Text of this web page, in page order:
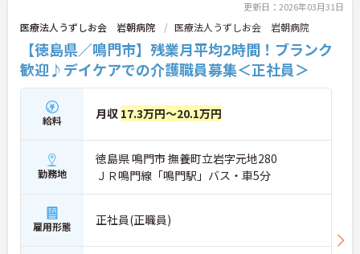
また、育児休暇制度がありますので、ライフステー
ジに応じて長くお仕事を続けていくことができます
◎
ご興味のある方は、マイナビ介護職までお問い合わ
せください。
更新日：2026年03月31日
医療法人うずしお会 岩朝病院 医療法人うずしお会 岩朝病院
【徳島県／鳴門市】残業月平均2時間！ブランク
歓迎♪デイケアでの介護職員募集＜正社員＞
給料 月収 17.3万円～20.1万円
勤務地
徳島県 鳴門市 撫養町立岩字元地280
ＪＲ鳴門線「鳴門駅」バス・車5分
雇用形態 正社員(正職員)